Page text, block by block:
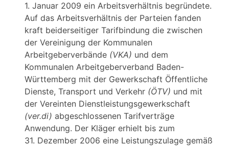
1. Januar 2009 ein Arbeitsverhältnis begründete.
Auf das Arbeitsverhältnis der Parteien fanden
kraft beiderseitiger Tarifbindung die zwischen
der Vereinigung der Kommunalen
Arbeitgeberverbände (VKA) und dem
Kommunalen Arbeitgeberverband Baden-
Württemberg mit der Gewerkschaft Öffentliche
Dienste, Transport und Verkehr (ÖTV) und mit
der Vereinten Dienstleistungsgewerkschaft
(ver.di) abgeschlossenen Tarifverträge
Anwendung. Der Kläger erhielt bis zum
31. Dezember 2006 eine Leistungszulage gemäß